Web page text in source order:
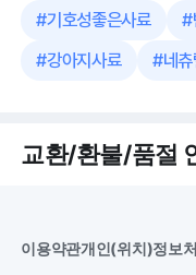
#기호성좋은사료 #
#강아지사료 #네츄
교환/환불/품절
이용약관개인(위치)정보